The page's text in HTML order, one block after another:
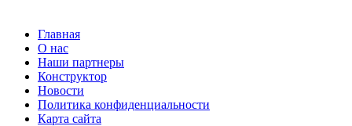
Главная
О нас
Наши партнеры
Конструктор
Новости
Политика конфиденциальности
Карта сайта